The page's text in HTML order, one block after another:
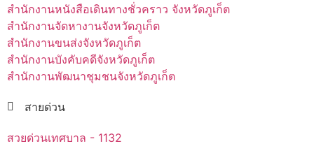
สำนักงานหนังสือเดินทางชั่วคราว จังหวัดภูเก็ต
สำนักงานจัดหางานจังหวัดภูเก็ต
สำนักงานขนส่งจังหวัดภูเก็ต
สำนักงานบังคับคดีจังหวัดภูเก็ต
สำนักงานพัฒนาชุมชนจังหวัดภูเก็ต
สายด่วน
สวยด่วนเทศบาล - 1132